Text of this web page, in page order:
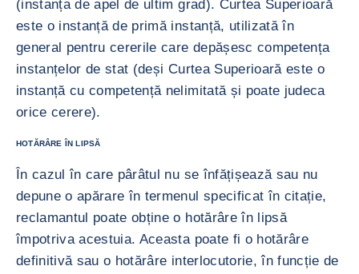
(instanța de apel de ultim grad). Curtea Superioară
este o instanță de primă instanță, utilizată în
general pentru cererile care depășesc competența
instanțelor de stat (deși Curtea Superioară este o
instanță cu competență nelimitată și poate judeca
orice cerere).
HOTĂRÂRE ÎN LIPSĂ
În cazul în care pârâtul nu se înfățișează sau nu
depune o apărare în termenul specificat în citație,
reclamantul poate obține o hotărâre în lipsă
împotriva acestuia. Aceasta poate fi o hotărâre
definitivă sau o hotărâre interlocutorie, în funcție de